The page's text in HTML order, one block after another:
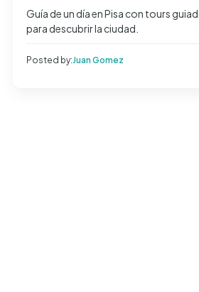
Guía de un día en Pisa con tours
para descubrir la ciudad.
Posted by:Juan Gomez